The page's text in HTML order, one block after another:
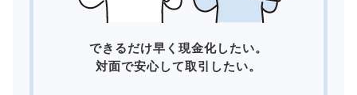
できるだけ早く現金化したい。
対面で安心して取引したい。